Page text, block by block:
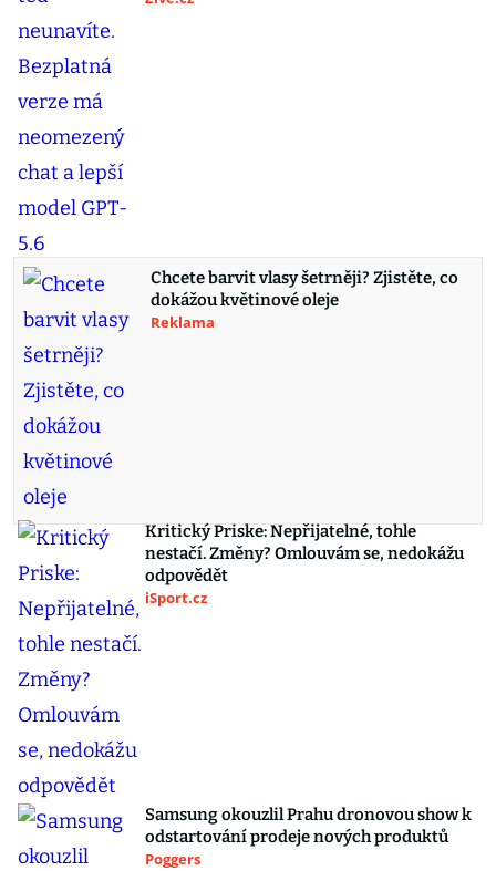
Chcete barvit vlasy šetrněji? Zjistěte, co
dokážou květinové oleje
Reklama
Kritický Priske: Nepřijatelné, tohle
nestačí. Změny? Omlouvám se, nedokážu
odpovědět
iSport.cz
Samsung okouzlil Prahu dronovou show k
odstartování prodeje nových produktů
Poggers